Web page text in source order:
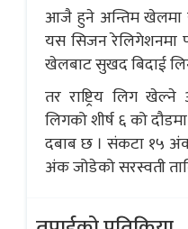
आजै हुने अन्तिम खेलमा
यस सिजन रेलिगेशनमा
खेलबाट सुखद बिदाई
तर राष्ट्रिय लिग
लिगको शीर्ष ६ को
दबाब छ । संकटा १५
अंक जोडेको सरस्वती